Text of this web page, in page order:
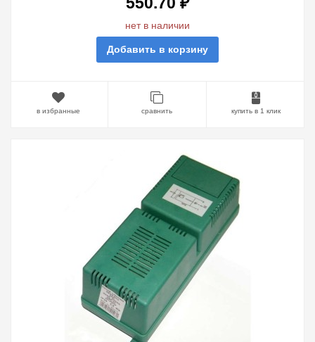
нет в наличии
Добавить в корзину
в избранные сравнить купить в 1 клик